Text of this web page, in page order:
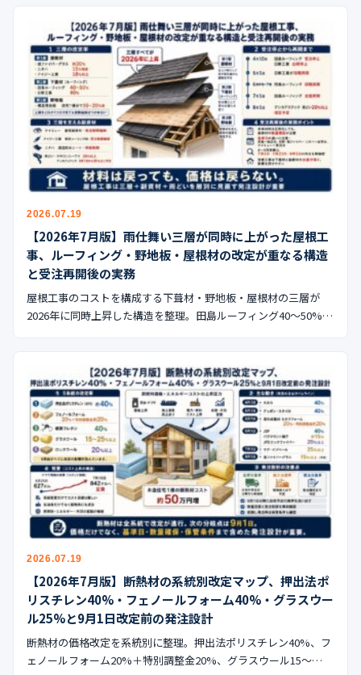
2026.07.19
【2026年7月版】雨仕舞い三層が同時に上がった屋根工
事、ルーフィング・野地板・屋根材の改定が重なる構造
と受注再開後の実務
屋根工事のコストを構成する下葺材・野地板・屋根材の三層が
2026年に同時上昇した構造を整理。田島ルーフィング40〜50%…
2026.07.19
【2026年7月版】断熱材の系統別改定マップ、押出法ポ
リスチレン40%・フェノールフォーム40%・グラスウー
ル25%と9月1日改定前の発注設計
断熱材の価格改定を系統別に整理。押出法ポリスチレン40%、フ
ェノールフォーム20%＋特別調整金20%、グラスウール15〜…